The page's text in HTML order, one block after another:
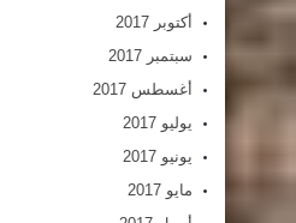
أكتوبر 2017
سبتمبر 2017
أغسطس 2017
يوليو 2017
يونيو 2017
مايو 2017